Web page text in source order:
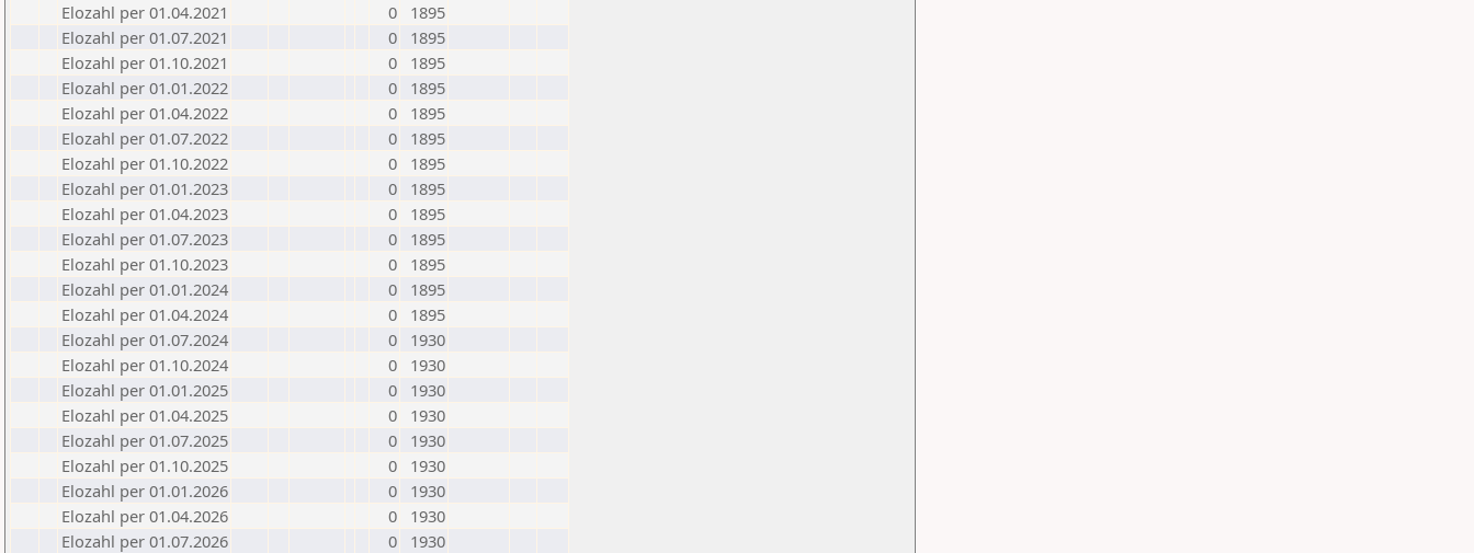
Elozahl per 01.04.2021
0
1895
Elozahl per 01.07.2021
0
1895
Elozahl per 01.10.2021
0
1895
Elozahl per 01.01.2022
0
1895
Elozahl per 01.04.2022
0
1895
Elozahl per 01.07.2022
0
1895
Elozahl per 01.10.2022
0
1895
Elozahl per 01.01.2023
0
1895
Elozahl per 01.04.2023
0
1895
Elozahl per 01.07.2023
0
1895
Elozahl per 01.10.2023
0
1895
Elozahl per 01.01.2024
0
1895
Elozahl per 01.04.2024
0
1895
Elozahl per 01.07.2024
0
1930
Elozahl per 01.10.2024
0
1930
Elozahl per 01.01.2025
0
1930
Elozahl per 01.04.2025
0
1930
Elozahl per 01.07.2025
0
1930
Elozahl per 01.10.2025
0
1930
Elozahl per 01.01.2026
0
1930
Elozahl per 01.04.2026
0
1930
Elozahl per 01.07.2026
0 1930